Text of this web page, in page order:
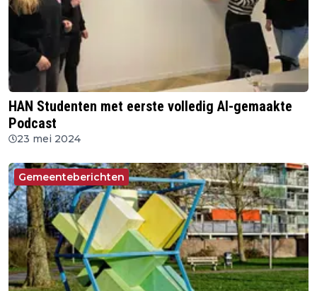
HAN Studenten met eerste volledig AI-gemaakte
Podcast
23 mei 2024
Gemeenteberichten